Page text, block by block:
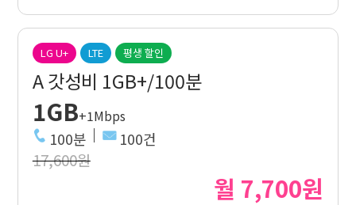
LG U+ LTE 평생 할인
A 갓성비 1GB+/100분
1GB+1Mbps
100분 100건
17,600원
월 7,700원